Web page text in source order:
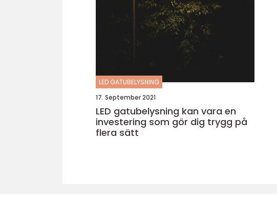
LED GATUBELYSNING
17. September 2021
LED gatubelysning kan vara en
investering som gör dig trygg på
flera sätt